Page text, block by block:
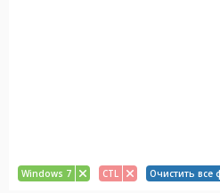
Windows 7 CTL Очистить все